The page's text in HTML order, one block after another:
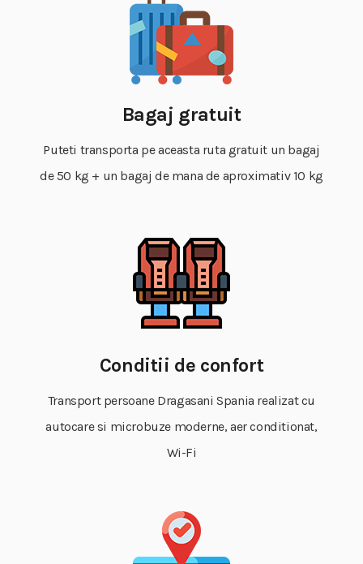
Bagaj gratuit
Puteti transporta pe aceasta ruta gratuit un bagaj
de 50 kg + un bagaj de mana de aproximativ 10 kg
Conditii de confort
Transport persoane Dragasani Spania realizat cu
autocare si microbuze moderne, aer conditionat,
Wi-Fi